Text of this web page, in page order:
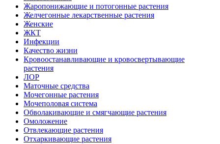
Жаропонижающие и потогонные растения
Желчегонные лекарственные растения
Женские
ЖКТ
Инфекции
Качество жизни
Кровоостанавливающие и кровосвертывающие
растения
ЛОР
Маточные средства
Мочегонные растения
Мочеполовая система
Обволакивающие и смягчающие растения
Омоложение
Отвлекающие растения
Отхаркивающие растения